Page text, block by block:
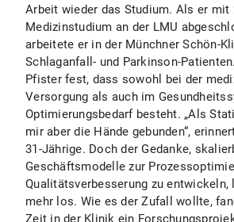
Arbeit wieder das Studium. Als er mit
Medizinstudium an der LMU
arbeitete er in der Münchner Schön-
Schlaganfall- und Parkinson-
Pfister fest, dass sowohl bei der
Versorgung als auch im
Optimierungsbedarf besteht. „Als
mir aber die Hände gebunden“,
31-Jährige. Doch der Gedanke,
Geschäftsmodelle zur
Qualitätsverbesserung zu
mehr los. Wie es der Zufall wollte,
Zeit in der Klinik ein